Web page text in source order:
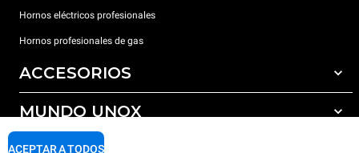
Hornos eléctricos profesionales
Hornos profesionales de gas
ACCESORIOS
Todos los accesorios
Detergentes para lavado automático
MUNDO UNOX
Nuestras sedes en el mundo
ACEPTAR A TODOS